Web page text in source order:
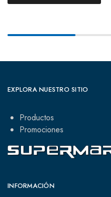
EXPLORA NUESTRO SITIO
Productos
Promociones
INFORMACIÓN